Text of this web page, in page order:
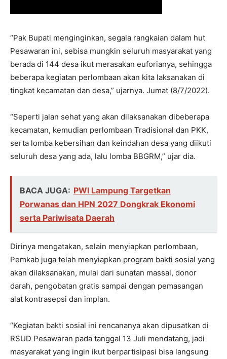
“Pak Bupati menginginkan, segala rangkaian dalam hut
Pesawaran ini, sebisa mungkin seluruh masyarakat yang
berada di 144 desa ikut merasakan euforianya, sehingga
beberapa kegiatan perlombaan akan kita laksanakan di
tingkat kecamatan dan desa,” ujarnya. Jumat (8/7/2022).
“Seperti jalan sehat yang akan dilaksanakan dibeberapa
kecamatan, kemudian perlombaan Tradisional dan PKK,
serta lomba kebersihan dan keindahan desa yang diikuti
seluruh desa yang ada, lalu lomba BBGRM,” ujar dia.
BACA JUGA: PWI Lampung Targetkan
Porwanas dan HPN 2027 Dongkrak Ekonomi
serta Pariwisata Daerah
Dirinya mengatakan, selain menyiapkan perlombaan,
Pemkab juga telah menyiapkan program bakti sosial yang
akan dilaksanakan, mulai dari sunatan massal, donor
darah, pengobatan gratis sampai dengan pemasangan
alat kontrasepsi dan implan.
“Kegiatan bakti sosial ini rencananya akan dipusatkan di
RSUD Pesawaran pada tanggal 13 Juli mendatang, jadi
masyarakat yang ingin ikut berpartisipasi bisa langsung